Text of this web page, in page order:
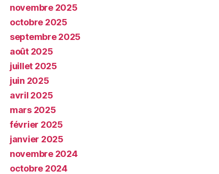
novembre 2025
octobre 2025
septembre 2025
août 2025
juillet 2025
juin 2025
avril 2025
mars 2025
février 2025
janvier 2025
novembre 2024
octobre 2024